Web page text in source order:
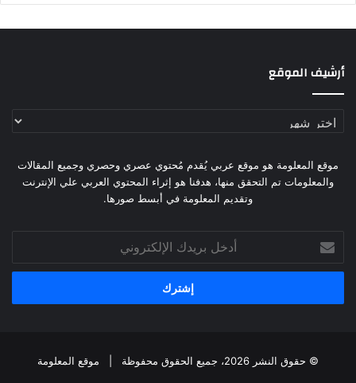
أرشيف الموقع
أرشيف
موقع المعلومة هو موقع عربي يُقدم مُحتوي عصري وحصري وجميع المقالات
والمعلومات تم التحقق منها، هدفنا هو إثراء المحتوي العربي علي الإنترنت
وتقديم المعلومة في أبسط صورها.
بريدك
الإلكتروني
© حقوق النشر 2026، جميع الحقوق محفوظة | موقع المعلومة